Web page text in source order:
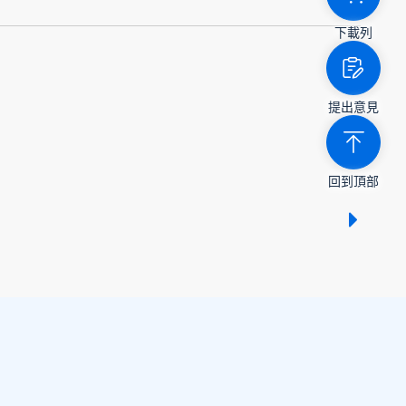
下載列
提出意見
回到頂部